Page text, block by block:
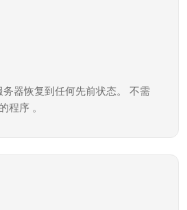
器恢复到任何先前状态。 不需
程序 。